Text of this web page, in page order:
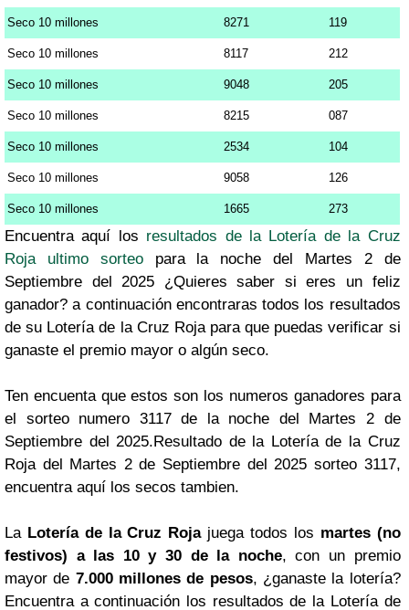
Seco 10 millones 8271 119
Seco 10 millones 8117 212
Seco 10 millones 9048 205
Seco 10 millones 8215 087
Seco 10 millones 2534 104
Seco 10 millones 9058 126
Seco 10 millones 1665 273
Encuentra aquí los resultados de la Lotería de la Cruz
Roja ultimo sorteopara la noche del Martes 2 de
Septiembre del 2025 ¿Quieres saber si eres un feliz
ganador? a continuación encontraras todos los resultados
de su Lotería de la Cruz Roja para que puedas verificar si
ganaste el premio mayor o algún seco.
Ten encuenta que estos son los numeros ganadores para
el sorteo numero 3117 de la noche del Martes 2 de
Septiembre del 2025.Resultado de la Lotería de la Cruz
Roja del Martes 2 de Septiembre del 2025 sorteo 3117,
encuentra aquí los secos tambien.
La Lotería de la Cruz Rojajuega todos los martes (no
festivos) a las 10 y 30 de la noche, con un premio
mayor de 7.000 millones de pesos, ¿ganaste la lotería?
Encuentra a continuación los resultados de la Lotería de